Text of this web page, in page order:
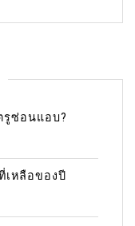
รูซ่อนแอบ?
เหลือของปี